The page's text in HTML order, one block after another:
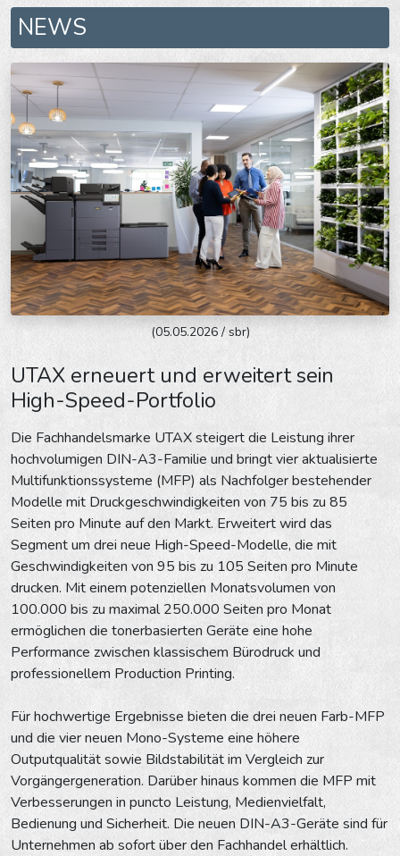
NEWS
(05.05.2026 / sbr)
UTAX erneuert und erweitert sein
High-Speed-Portfolio
Die Fachhandelsmarke UTAX steigert die Leistung ihrer
hochvolumigen DIN-A3-Familie und bringt vier aktualisierte
Multifunktionssysteme (MFP) als Nachfolger bestehender
Modelle mit Druckgeschwindigkeiten von 75 bis zu 85
Seiten pro Minute auf den Markt. Erweitert wird das
Segment um drei neue High-Speed-Modelle, die mit
Geschwindigkeiten von 95 bis zu 105 Seiten pro Minute
drucken. Mit einem potenziellen Monatsvolumen von
100.000 bis zu maximal 250.000 Seiten pro Monat
ermöglichen die tonerbasierten Geräte eine hohe
Performance zwischen klassischem Bürodruck und
professionellem Production Printing.
Für hochwertige Ergebnisse bieten die drei neuen Farb-MFP
und die vier neuen Mono-Systeme eine höhere
Outputqualität sowie Bildstabilität im Vergleich zur
Vorgängergeneration. Darüber hinaus kommen die MFP mit
Verbesserungen in puncto Leistung, Medienvielfalt,
Bedienung und Sicherheit. Die neuen DIN-A3-Geräte sind für
Unternehmen ab sofort über den Fachhandel erhältlich.